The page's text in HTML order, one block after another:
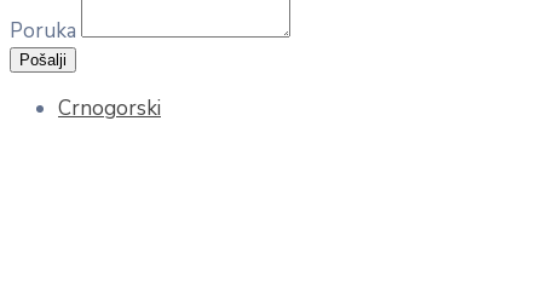
Poruka
Pošalji
Crnogorski